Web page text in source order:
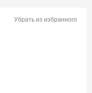
Убрать из избранного